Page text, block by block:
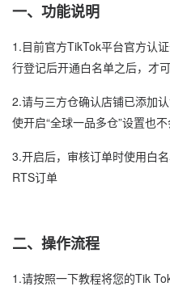
一、功能说明
1.目前官方TikTok平台官方认
行登记后开通白名单之后，才
2.请与三方仓确认店铺已添加认
使开启“全球一品多仓”设置也
3.开启后，审核订单时使用白
RTS订单
二、操作流程
1.请按照一下教程将您的Tik